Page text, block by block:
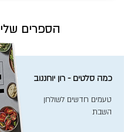
הספרים שלי
כמה סלטים - רון יוחננוב
טעמים חדשים לשולחן
השבת